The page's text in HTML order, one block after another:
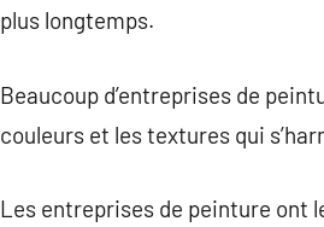
plus longtemps.
Beaucoup d’entreprises de
couleurs et les textures qui
Les entreprises de peinture ont